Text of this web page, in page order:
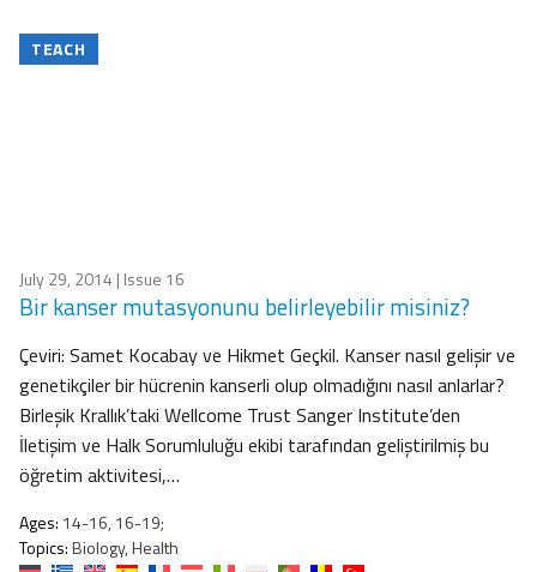
TEACH
July 29, 2014 | Issue 16
Bir kanser mutasyonunu belirleyebilir misiniz?
Çeviri: Samet Kocabay ve Hikmet Geçkil. Kanser nasıl gelişir ve
genetikçiler bir hücrenin kanserli olup olmadığını nasıl anlarlar?
Birleşik Krallık’taki Wellcome Trust Sanger Institute’den
İletişim ve Halk Sorumluluğu ekibi tarafından geliştirilmiş bu
öğretim aktivitesi,…
Ages: 14-16, 16-19;
Topics:Biology, Health